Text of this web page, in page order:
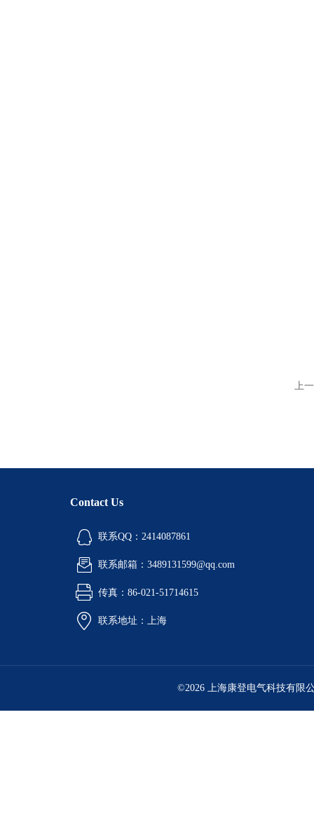
上
Contact Us
联系QQ：2414087861
联系邮箱：3489131599@qq.com
传真：86-021-51714615
联系地址：上海
©2026 上海康登电气科技有限